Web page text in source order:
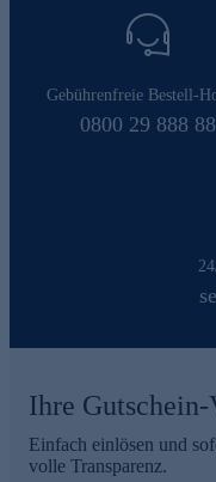
Gebührenfreie Bestell-
0800 29 888 88
Ihre
Einfach einlösen und
volle Transparenz.